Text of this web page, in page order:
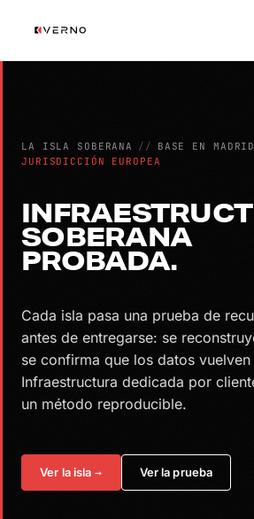
LA ISLA SOBERANA // BASE EN MADRID
JURISDICCIÓN EUROPEA
SOBERANA
PROBADA.
Cada isla pasa una prueba de
antes de entregarse: se
se confirma que los datos
Infraestructura dedicada por
un método reproducible.
Ver la isla → Ver la prueba